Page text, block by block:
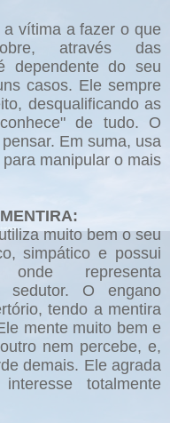
vítima a fazer o que
através das
dependente do seu
casos. Ele sempre
desqualificando as
de tudo. O
Em suma, usa
manipular o mais
muito bem o seu
simpático e possui
representa
sedutor. O engano
tendo a mentira
mente muito bem e
nem percebe, e,
demais. Ele agrada
totalmente